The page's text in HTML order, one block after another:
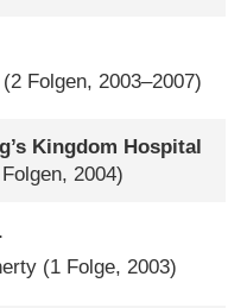
(2 Folgen, 2003–2007)
Kingdom Hospital
2004)
(1 Folge, 2003)